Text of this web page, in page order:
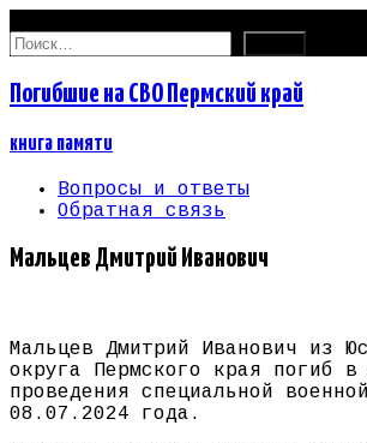
Найти:
Погибшие на СВО Пермский край
книга памяти
Вопросы и ответы
Обратная связь
Мальцев Дмитрий Иванович
Мальцев Дмитрий Иванович из
округа Пермского края погиб в
проведения специальной
08.07.2024 года.